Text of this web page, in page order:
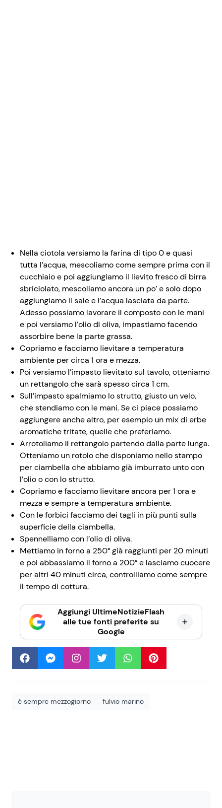
Nella ciotola versiamo la farina di tipo 0 e quasi
tutta l’acqua, mescoliamo come sempre prima con il
cucchiaio e poi aggiungiamo il lievito fresco di birra
sbriciolato, mescoliamo ancora un po’ e solo dopo
aggiungiamo il sale e l’acqua lasciata da parte.
Adesso possiamo lavorare il composto con le mani
e poi versiamo l’olio di oliva, impastiamo facendo
assorbire bene la parte grassa.
Copriamo e facciamo lievitare a temperatura
ambiente per circa 1 ora e mezza.
Poi versiamo l’impasto lievitato sul tavolo, otteniamo
un rettangolo che sarà spesso circa 1 cm.
Sull’impasto spalmiamo lo strutto, giusto un velo,
che stendiamo con le mani. Se ci piace possiamo
aggiungere anche altro, per esempio un mix di erbe
aromatiche tritate, quelle che preferiamo.
Arrotoliamo il rettangolo partendo dalla parte lunga.
Otteniamo un rotolo che disponiamo nello stampo
per ciambella che abbiamo già imburrato unto con
l’olio o con lo strutto.
Copriamo e facciamo lievitare ancora per 1 ora e
mezza e sempre a temperatura ambiente.
Con le forbici facciamo dei tagli in più punti sulla
superficie della ciambella.
Spennelliamo con l’olio di oliva.
Mettiamo in forno a 250° già raggiunti per 20 minuti
e poi abbassiamo il forno a 200° e lasciamo cuocere
per altri 40 minuti circa, controlliamo come sempre
il tempo di cottura.
Aggiungi UltimeNotizieFlash
alle tue fonti preferite su
Google
è sempre mezzogiorno fulvio marino